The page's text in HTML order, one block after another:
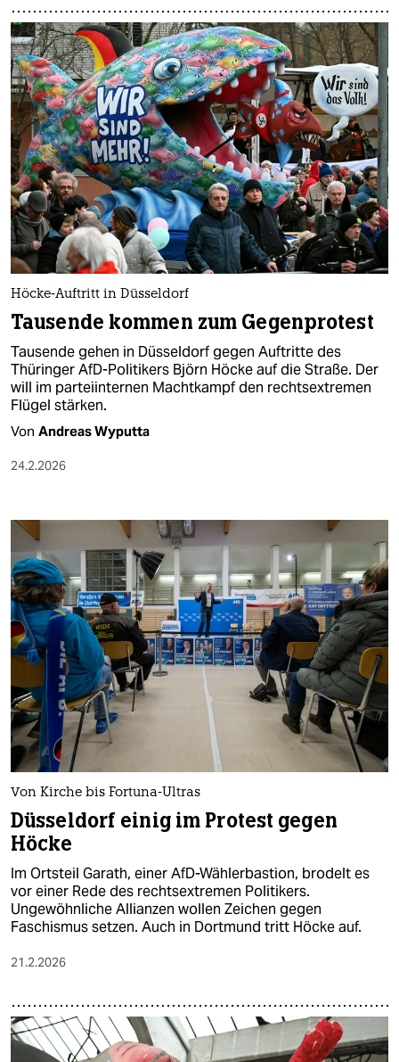
Höcke-Auftritt in Düsseldorf
Tausende kommen zum Gegenprotest
Tausende gehen in Düsseldorf gegen Auftritte des
Thüringer AfD-Politikers Björn Höcke auf die Straße. Der
will im parteiinternen Machtkampf den rechtsextremen
Flügel stärken.
Von Andreas Wyputta
24.2.2026
Von Kirche bis Fortuna-Ultras
Düsseldorf einig im Protest gegen
Höcke
Im Ortsteil Garath, einer AfD-Wählerbastion, brodelt es
vor einer Rede des rechtsextremen Politikers.
Ungewöhnliche Allianzen wollen Zeichen gegen
Faschismus setzen. Auch in Dortmund tritt Höcke auf.
21.2.2026